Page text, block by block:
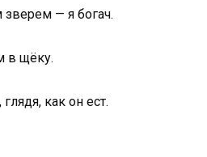
— я богач.
в щёку.
как он ест.